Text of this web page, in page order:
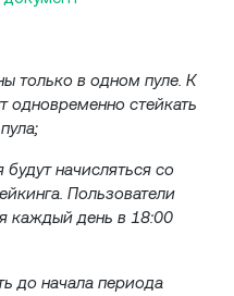
только в одном пуле. К
одновременно стейкать
начисляться со
Пользователи
каждый день в 18:00
до начала периода